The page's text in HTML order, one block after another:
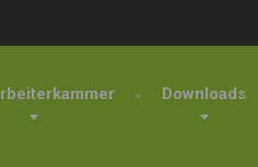
Downloads